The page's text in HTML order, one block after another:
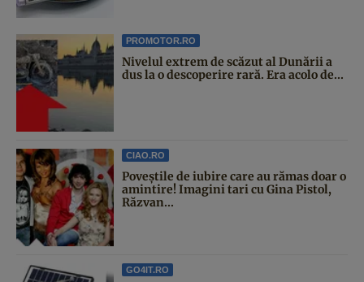
PROMOTOR.RO
Nivelul extrem de scăzut al Dunării a
dus la o descoperire rară. Era acolo de...
CIAO.RO
Poveştile de iubire care au rămas doar o
amintire! Imagini tari cu Gina Pistol,
Răzvan...
GO4IT.RO